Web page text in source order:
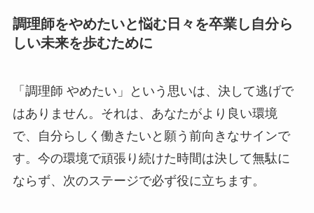
調理師をやめたいと悩む日々を卒業し自分ら
しい未来を歩むために
「調理師 やめたい」という思いは、決して逃げで
はありません。それは、あなたがより良い環境
で、自分らしく働きたいと願う前向きなサインで
す。今の環境で頑張り続けた時間は決して無駄に
ならず、次のステージで必ず役に立ちます。